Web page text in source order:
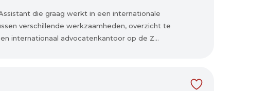
die graag werkt in een internationale
verschillende werkzaamheden, overzicht te
internationaal advocatenkantoor op de Z...